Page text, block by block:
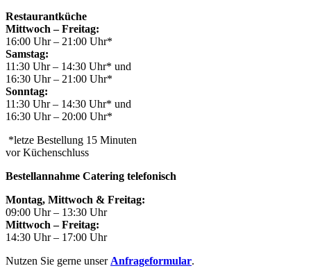
Restaurantküche
Mittwoch – Freitag:
16:00 Uhr – 21:00 Uhr*
Samstag:
11:30 Uhr – 14:30 Uhr* und
16:30 Uhr – 21:00 Uhr*
Sonntag:
11:30 Uhr – 14:30 Uhr* und
16:30 Uhr – 20:00 Uhr*
*letze Bestellung 15 Minuten
vor Küchenschluss
Bestellannahme Catering telefonisch
Montag, Mittwoch & Freitag:
09:00 Uhr – 13:30 Uhr
Mittwoch – Freitag:
14:30 Uhr – 17:00 Uhr
Nutzen Sie gerne unser Anfrageformular.